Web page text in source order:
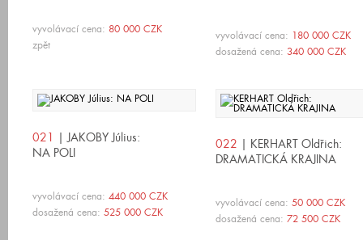
vyvolávací cena: 80 000 CZK
zpět
vyvolávací cena: 180 000 CZK
dosažená cena: 340 000 CZK
021 | JAKOBY Július:
NA POLI
vyvolávací cena: 440 000 CZK
dosažená cena: 525 000 CZK
022 | KERHART Oldřich:
DRAMATICKÁ KRAJINA
vyvolávací cena: 50 000 CZK
dosažená cena: 72 500 CZK